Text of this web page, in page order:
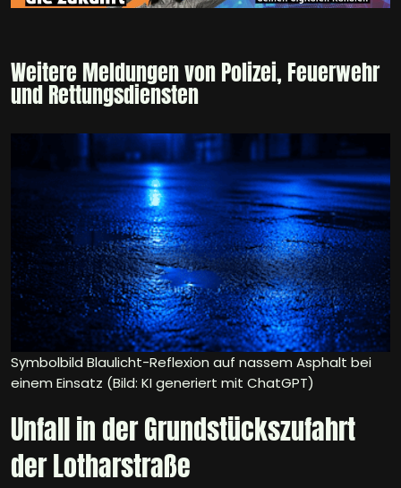
Weitere Meldungen von Polizei, Feuerwehr
und Rettungsdiensten
Symbolbild Blaulicht-Reflexion auf nassem Asphalt bei
einem Einsatz (Bild: KI generiert mit ChatGPT)
Unfall in der Grundstückszufahrt
der Lotharstraße